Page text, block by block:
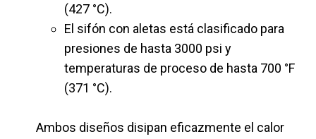
(427 °C).
El sifón con aletas está clasificado para
presiones de hasta 3000 psi y
temperaturas de proceso de hasta 700 °F
(371 °C).
Ambos diseños disipan eficazmente el calor